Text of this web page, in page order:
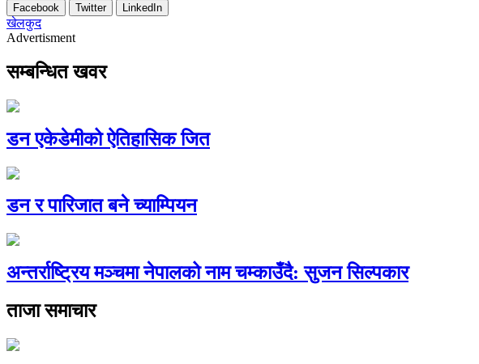
Facebook Twitter LinkedIn
खेलकुद
Advertisment
सम्बन्धित खवर
डन एकेडेमीको ऐतिहासिक जित
डन र पारिजात बने च्याम्पियन
अन्तर्राष्ट्रिय मञ्चमा नेपालको नाम चम्काउँदै: सुजन सिल्पकार
ताजा समाचार